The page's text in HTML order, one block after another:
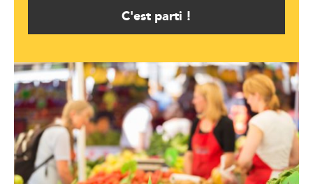
C'est parti !